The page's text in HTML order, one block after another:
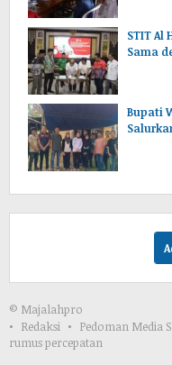
STIT Al
Sama
Bupati
© Majalahpro
Redaksi
Pedoman Media
rumus percepatan